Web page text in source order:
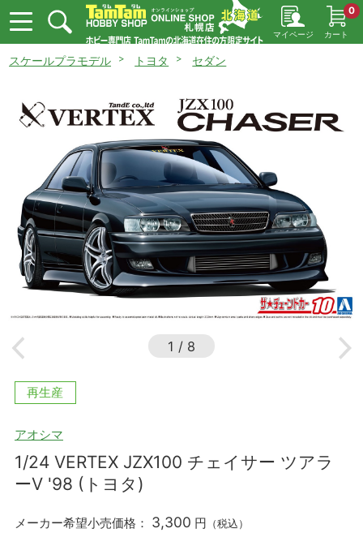
マイページ カート
0
スケールプラモデル トヨタ セダン
1 / 8
再生産
アオシマ
1/24 VERTEX JZX100 チェイサー ツアラ
ーV '98 (トヨタ)
メーカー希望小売価格： 3,300 円 （税込）